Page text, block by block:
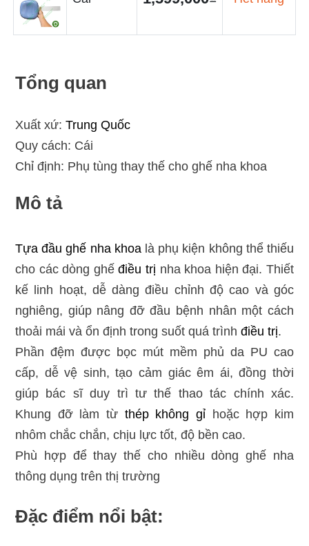
Tổng quan
Xuất xứ: Trung Quốc
Quy cách: Cái
Chỉ định: Phụ tùng thay thế cho ghế nha khoa
Mô tả
Tựa đầu ghế nha khoalà phụ kiện không thể thiếu
cho các dòng ghếđiều trị nha khoa hiện đại. Thiết
kế linh hoạt, dễ dàng điều chỉnh độ cao và góc
nghiêng, giúp nâng đỡ đầu bệnh nhân một cách
thoải mái và ổn định trong suốt quá trình điều trị.
Phần đệm được bọc mút mềm phủ da PU cao
cấp, dễ vệ sinh, tạo cảm giác êm ái, đồng thời
giúp bác sĩ duy trì tư thế thao tác chính xác.
Khung đỡ làm từ thép không gỉ hoặc hợp kim
nhôm chắc chắn, chịu lực tốt, độ bền cao.
Phù hợp để thay thế cho nhiều dòng ghế nha
thông dụng trên thị trường
Đặc điểm nổi bật: